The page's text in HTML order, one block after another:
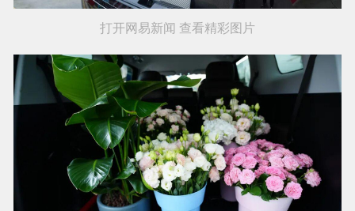
打开网易新闻 查看精彩图片